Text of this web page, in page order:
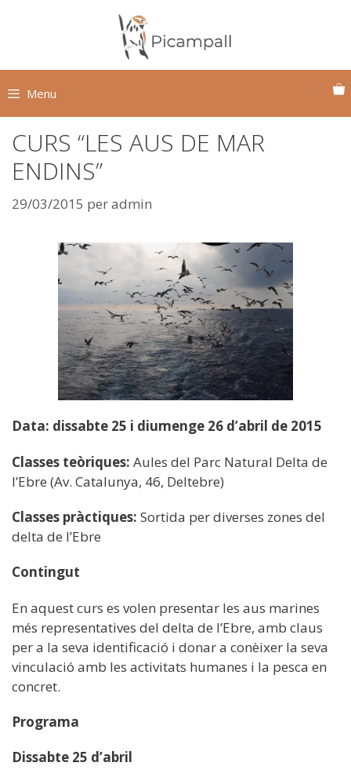
Menu
CURS “LES AUS DE MAR
ENDINS”
29/03/2015 peradmin
Data: dissabte 25 i diumenge 26 d’abril de 2015
Classes teòriques: Aules del Parc Natural Delta de
l’Ebre (Av. Catalunya, 46, Deltebre)
Classes pràctiques: Sortida per diverses zones del
delta de l’Ebre
Contingut
En aquest curs es volen presentar les aus marines
més representatives del delta de l’Ebre, amb claus
per a la seva identificació i donar a conèixer la seva
vinculació amb les activitats humanes i la pesca en
concret.
Programa
Dissabte 25 d’abril